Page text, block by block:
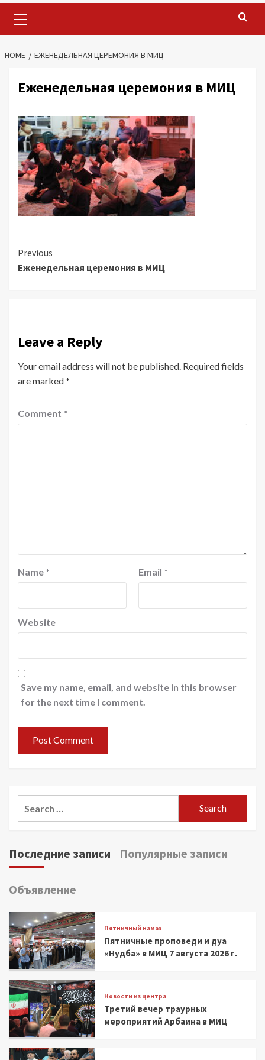
Menu
HOME ЕЖЕНЕДЕЛЬНАЯ ЦЕРЕМОНИЯ В МИЦ
Еженедельная церемония в МИЦ
Continue
Reading
Previous
Еженедельная церемония в МИЦ
Leave a Reply
Your email address will not be published. Required fields
are marked*
Comment *
Name * Email *
Website
Save my name, email, and website in this browser
for the next time I comment.
Последние записи Популярные записи
Объявление
Пятничный намаз
Пятничные проповеди и дуа
«Нудба» в МИЦ 7 августа 2026 г.
Новости из центра
Третий вечер траурных
мероприятий Арбаина в МИЦ